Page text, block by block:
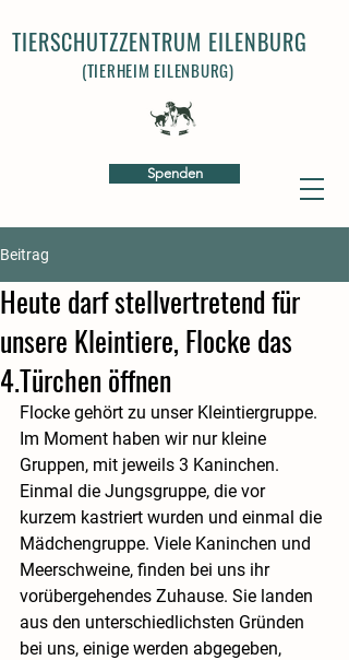
Spenden
TIERSCHUTZZENTRUM EILENBURG
(TIERHEIM EILENBURG)
Beitrag
Heute darf stellvertretend für
unsere Kleintiere, Flocke das
4.Türchen öffnen
Flocke gehört zu unser Kleintiergruppe.
Im Moment haben wir nur kleine
Gruppen, mit jeweils 3 Kaninchen.
Einmal die Jungsgruppe, die vor
kurzem kastriert wurden und einmal die
Mädchengruppe. Viele Kaninchen und
Meerschweine, finden bei uns ihr
vorübergehendes Zuhause. Sie landen
aus den unterschiedlichsten Gründen
bei uns, einige werden abgegeben,